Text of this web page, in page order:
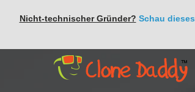
Nicht-technischer Gründer? Schau